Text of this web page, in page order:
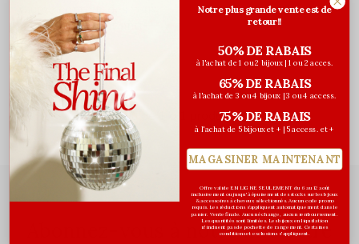
Baume contour des yeux
gel rafraîchissant anti-
poche - 16g
33,00$CA
Avant les taxes
Vu de 1 à 1 produits
Abonnez-vous à notre infolettre
Notre plus grande vente est de
retour!!
50% DE RABAIS
à l'achat de 1 ou 2 bijoux | 1 ou 2 acces.
65% DE RABAIS
à l'achat de 3 ou 4 bijoux | 3 ou 4 access.
75% DE RABAIS
à l'achat de 5 bijoux et + | 5 access. et +
MAGASINER MAINTENANT
Offre valide EN LIGNE SEULEMENT du 6 au 12 août
inclusivement ou jusqu'à épuisement des stocks sur les bijoux
& accessoires à cheveux sélectionnés. Aucun code promo
requis. Les réductions s’appliquent automatiquement dans le
panier. Vente finale. Aucun échange, aucun remboursement.
Les quantités sont limitées. Les bijoux en liquidation
n'incluent pas de pochette de rangement. Certaines
conditions et exclusions s'appliquent.